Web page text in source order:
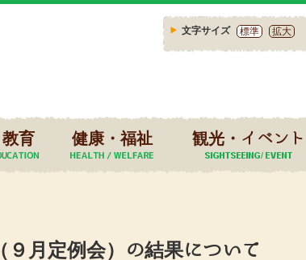
文字サイズ 標準 拡大
育 健康・福祉 観光・イベント
月定例会）の結果について